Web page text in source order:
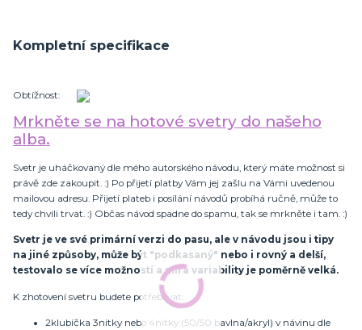
Kompletní specifikace
Obtížnost:
Mrkněte se na hotové svetry do našeho
alba.
Svetr je uháčkovaný dle mého autorského návodu, který máte možnost si
právě zde zakoupit. :) Po přijetí platby Vám jej zašlu na Vámi uvedenou
mailovou adresu. Přijetí plateb i posílání návodů probíhá ručně, může to
tedy chvíli trvat. :) Občas návod spadne do spamu, tak se mrkněte i tam. :)
Svetr je ve své primární verzi do pasu, ale v návodu jsou i tipy
na jiné způsoby, může být "podkasaný" nebo i rovný a delší,
testovalo se více možností a míra variability je poměrně velká.
K zhotovení svetru budete potřebovat:
2klubíčka 3nitky nebo 4nitky (50/50 bavlna/akryl) v návinu dle